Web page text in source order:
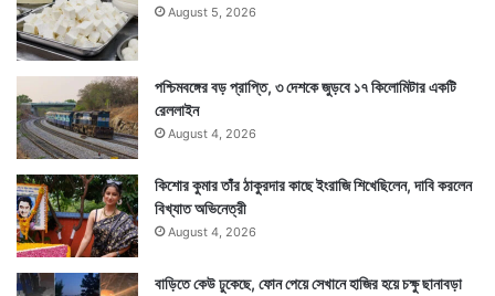
August 5, 2026
পশ্চিমবঙ্গের বড় প্রাপ্তি, ৩ দেশকে জুড়বে ১৭ কিলোমিটার একটি
রেললাইন
August 4, 2026
কিশোর কুমার তাঁর ঠাকুরদার কাছে ইংরাজি শিখেছিলেন, দাবি করলেন
বিখ্যাত অভিনেত্রী
August 4, 2026
বাড়িতে কেউ ঢুকেছে, ফোন পেয়ে সেখানে হাজির হয়ে চক্ষু ছানাবড়া